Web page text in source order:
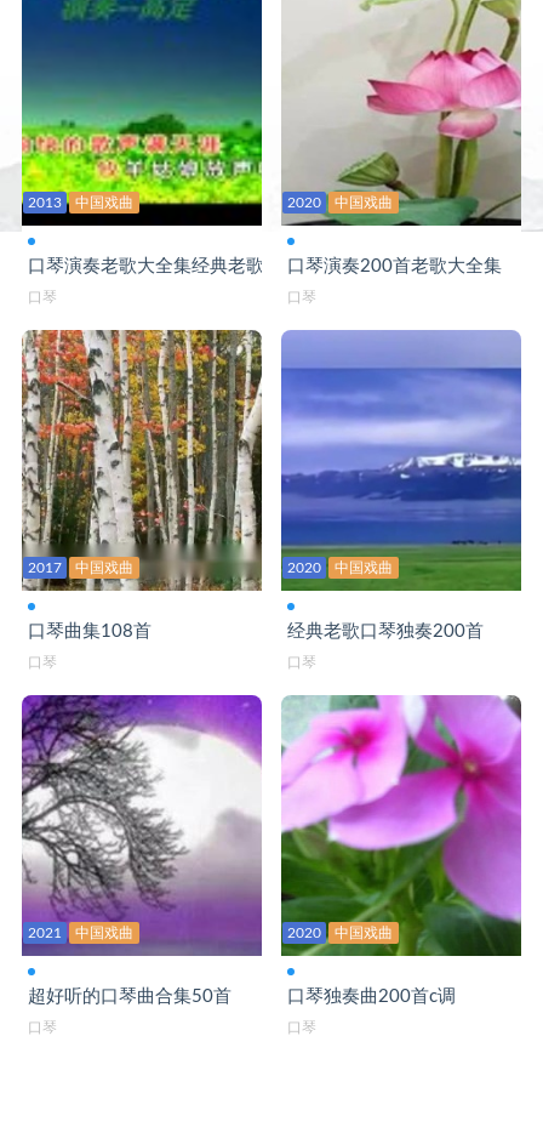
让我们荡起双桨-口琴C
山楂树-口琴C
生命的呼唤-口琴C
守望相助-口琴B
思念码头-口琴A
送别-口琴B
送亲歌-口琴G
天使的身影-口琴
痛痛快快醉一回-口琴C
为你等待-口琴bB演奏
为友谊干杯-口琴C
我宣誓-口琴C演奏
我在成都等你-口琴
相思愁-口琴C
相思渡口-口琴演奏
相遇一场不容易-口琴
小路C-口琴
小小新娘花DJ-口琴C
心在草原飞-口琴bB
雪绒花-口琴
2013 中国戏曲
口琴演奏老歌大全集经典老歌口琴版
口琴
2020 中国戏曲
口琴演奏200首老歌大全集
口琴
2017 中国戏曲
口琴曲集108首
口琴
2020 中国戏曲
经典老歌口琴独奏200首
口琴
2021 中国戏曲
超好听的口琴曲合集50首
口琴
2020 中国戏曲
口琴独奏曲200首c调
口琴